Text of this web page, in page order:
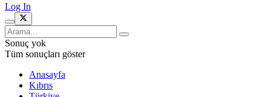
Log In
Sonuç yok
Tüm sonuçları göster
Anasayfa
Kıbrıs